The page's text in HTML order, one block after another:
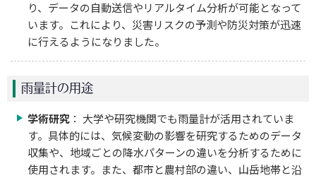
り、データの自動送信やリアルタイム分析が可能となって
います。これにより、災害リスクの予測や防災対策が迅速
に行えるようになりました。
雨量計の用途
学術研究： 大学や研究機関でも雨量計が活用されていま
す。具体的には、気候変動の影響を研究するためのデータ
収集や、地域ごとの降水パターンの違いを分析するために
使用されます。また、都市と農村部の違い、山岳地帯と沿